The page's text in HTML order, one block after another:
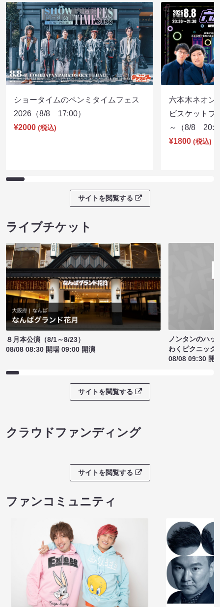
ショータイムのペンミタイムフェス
2026（8/8 17:00）
¥2000 (税込)
六本木ネオン
ビスケットブ
～（8/8
¥1800 (税込)
サイトを閲覧する
ライブチケット
８月本公演（8/1～8/23）
08/08 08:30 開場 09:00 開演
ノンタンのハッ
わくピクニック
08/08 09:30 開
サイトを閲覧する
クラウドファンディング
サイトを閲覧する
ファンコミュニティ